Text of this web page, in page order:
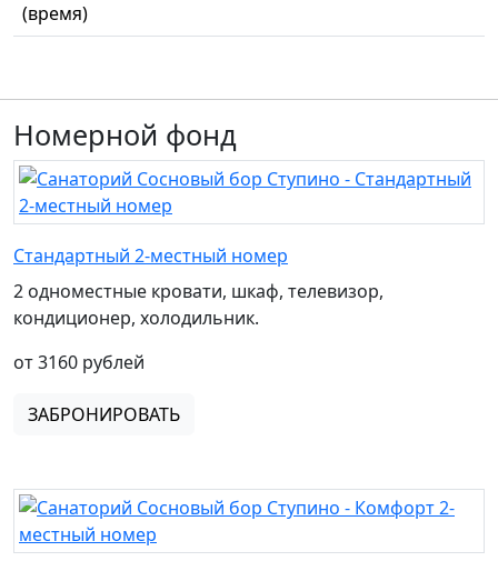
(время)
Номерной фонд
Стандартный 2-местный номер
2 одноместные кровати, шкаф, телевизор,
кондиционер, холодильник.
от 3160 рублей
ЗАБРОНИРОВАТЬ